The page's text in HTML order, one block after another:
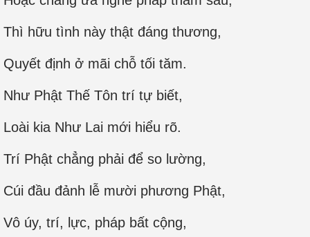
Thì hữu tình này thật đáng thương,
Quyết định ở mãi chỗ tối tăm.
Như Phật Thế Tôn trí tự biết,
Loài kia Như Lai mới hiểu rõ.
Trí Phật chẳng phải để so lường,
Cúi đầu đảnh lễ mười phương Phật,
Vô úy, trí, lực, pháp bất cộng,